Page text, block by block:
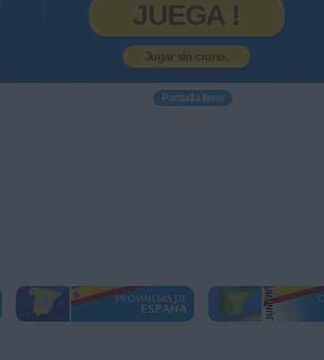
JUEGA !
Jugar sin crono.
Pantalla llena